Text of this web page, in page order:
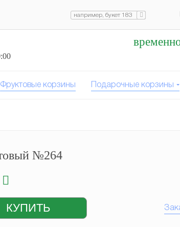
Фруктовые корзины Подарочные корзины
№264